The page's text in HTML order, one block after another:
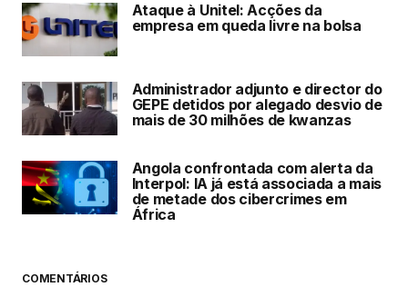
Ataque à Unitel: Acções da
empresa em queda livre na bolsa
Administrador adjunto e director do
GEPE detidos por alegado desvio de
mais de 30 milhões de kwanzas
Angola confrontada com alerta da
Interpol: IA já está associada a mais
de metade dos cibercrimes em
África
COMENTÁRIOS